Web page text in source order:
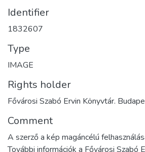
Identifier
1832607
Type
IMAGE
Rights holder
Fővárosi Szabó Ervin Könyvtár.
Comment
A szerző a kép magáncélú
További információk a Fővárosi Szabó